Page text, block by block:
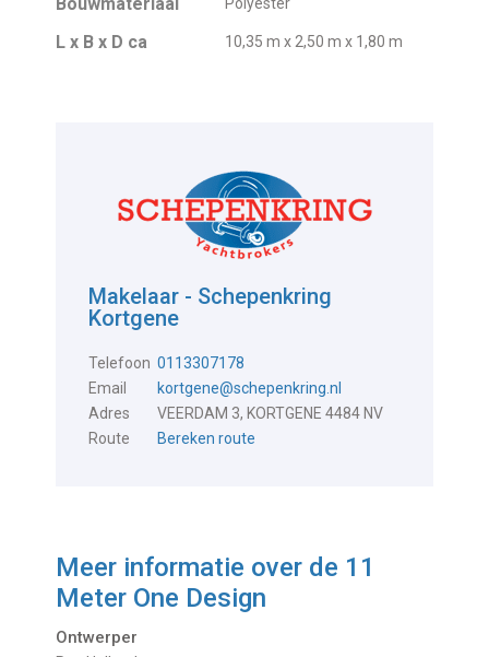
L x B x D ca 10,35 m x 2,50 m x 1,80 m
Makelaar - Schepenkring
Kortgene
Telefoon 0113307178
Email
kortgene@schepenkring.nl
Adres
VEERDAM 3, KORTGENE 4484 NV
Route
Bereken route
Meer informatie over de 11
Meter One Design
Ontwerper